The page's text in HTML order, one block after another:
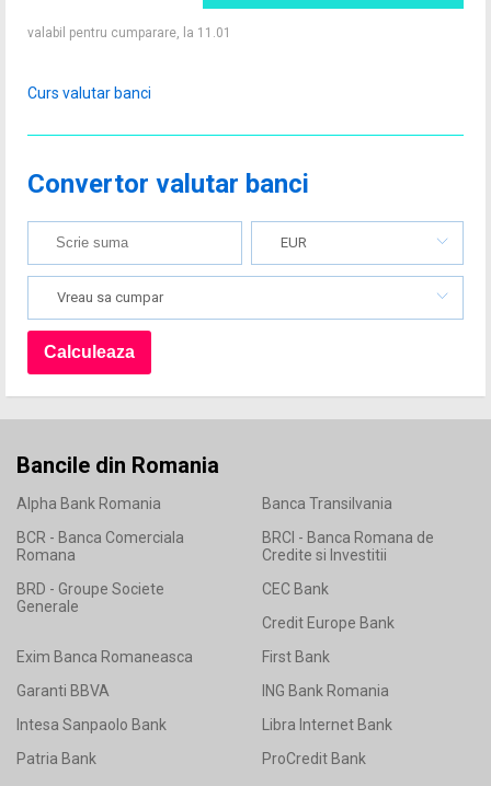
valabil pentru cumparare, la 11.01
Curs valutar banci
Convertor valutar banci
EUR
Vreau sa cumpar
Bancile din Romania
Alpha Bank Romania
Banca Transilvania
BCR - Banca Comerciala
Romana
BRCI - Banca Romana de
Credite si Investitii
BRD - Groupe Societe
Generale
CEC Bank
Credit Europe Bank
Exim Banca Romaneasca
First Bank
Garanti BBVA
ING Bank Romania
Intesa Sanpaolo Bank
Libra Internet Bank
Patria Bank
ProCredit Bank